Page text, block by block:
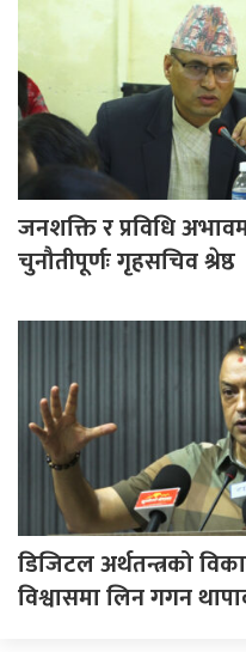
जनशक्ति र प्रविधि
चुनौतीपूर्णः गृहसचिव श्रेष्ठ
डिजिटल अर्थतन्त्रको
विश्वासमा लिन गगन